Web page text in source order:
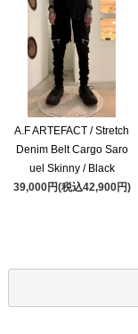
A.F ARTEFACT / Stretch
Denim Belt Cargo Saro
uel Skinny / Black
39,000円(税込42,900円)